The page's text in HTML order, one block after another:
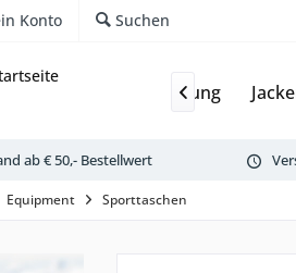
Konto Suchen
Sportbekleidung

ab € 50,- Bestellwert
Equipment Sporttaschen